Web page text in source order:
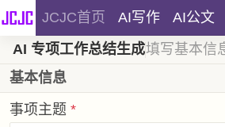
JCJC首页 AI写作 AI公文
AI 专项工作总结生成填写基本
基本信息
事项主题 *